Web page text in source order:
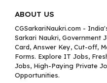
ABOUT US
CGSarkariNaukri.com -
Sarkari Naukri, Government
Card, Answer Key, Cut-off,
Forms. Explore IT Jobs,
Jobs, High-Paying Private
Opportunities.